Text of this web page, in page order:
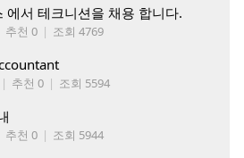
에서 테크니션을 채용 합니다.
추천 0 | 조회 4769
| 추천 0 | 조회 5594
추천 0 | 조회 5944